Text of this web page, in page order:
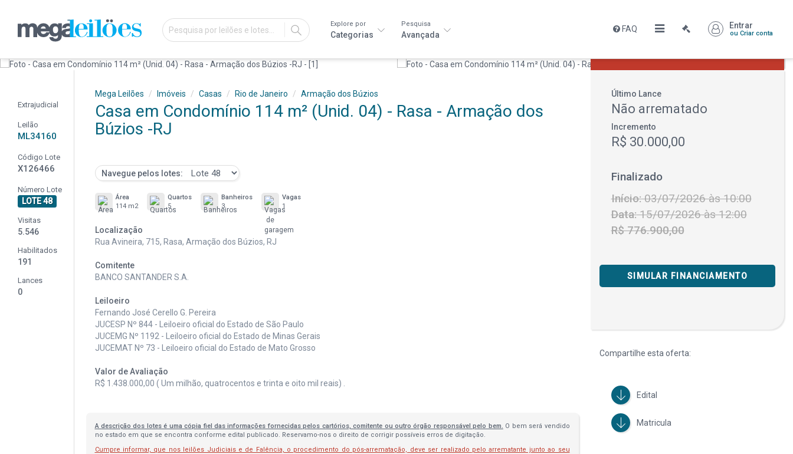
IR
Explore por
Categorias
Pesquisa
Avançada
FAQ Entrar
ou Criar conta
Leilão encerrado
Extrajudicial
Leilão
ML34160
Código Lote
X126466
Número Lote
LOTE 48
Visitas
5.546
Habilitados
191
Lances
0
Mega Leilões Imóveis Casas Rio de Janeiro Armação dos Búzios
Casa em Condomínio 114 m² (Unid. 04) - Rasa - Armação dos
Búzios -RJ
Navegue pelos lotes:
Área
114 m2
Quartos
5
Banheiros
3
Vagas
1
Localização
Rua Avineira, 715, Rasa, Armação dos Búzios, RJ
Comitente
BANCO SANTANDER S.A.
Leiloeiro
Fernando José Cerello G. Pereira
JUCESP Nº 844 - Leiloeiro oficial do Estado de São Paulo
JUCEMG Nº 1192 - Leiloeiro oficial do Estado de Minas Gerais
JUCEMAT Nº 73 - Leiloeiro oficial do Estado de Mato Grosso
Valor de Avaliação
R$ 1.438.000,00 ( Um milhão, quatrocentos e trinta e oito mil reais) .
A descrição dos lotes é uma cópia fiel das informações fornecidas pelos cartórios, comitente ou outro órgão responsável pelo bem. O bem será vendido
no estado em que se encontra conforme edital publicado. Reservamo-nos o direito de corrigir possíveis erros de digitação.
Cumpre informar, que nos leilões Judiciais e de Falência, o procedimento do pós-arrematação, deve ser realizado pelo arrematante junto ao seu
Último Lance
Não arrematado
Incremento
R$ 30.000,00
Finalizado
Início:03/07/2026 às 10:00
Data:15/07/2026 às 12:00
R$ 776.900,00
SIMULAR FINANCIAMENTO
Compartilhe esta oferta:
Edital
Matricula